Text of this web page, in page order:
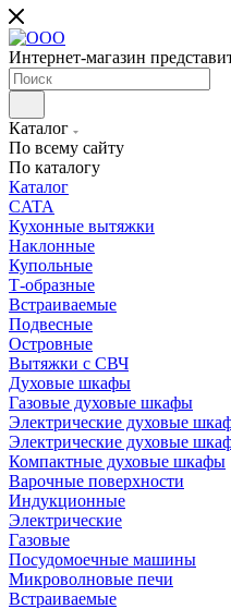
Интернет-магазин
Каталог
По всему сайту
По каталогу
Каталог
CATA
Кухонные вытяжки
Наклонные
Купольные
Т-образные
Встраиваемые
Подвесные
Островные
Вытяжки с СВЧ
Духовые шкафы
Газовые духовые шкафы
Электрические духовые
Электрические духовые
Компактные духовые шкафы
Варочные поверхности
Индукционные
Электрические
Газовые
Посудомоечные машины
Микроволновые печи
Встраиваемые